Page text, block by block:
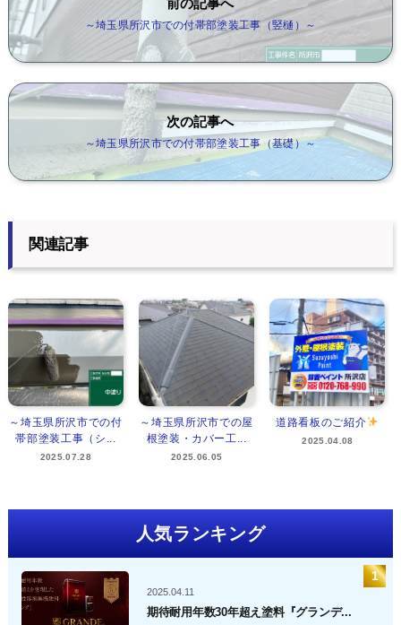
前の記事へ
～埼玉県所沢市での付帯部塗装工事（竪樋）～
次の記事へ
～埼玉県所沢市での付帯部塗装工事（基礎）～
関連記事
～埼玉県所沢市での付
帯部塗装工事（シ...
2025.07.28
～埼玉県所沢市での屋
根塗装・カバー工...
2025.06.05
道路看板のご紹介
2025.04.08
人気ランキング
2025.04.11
期待耐用年数30年超え塗料『グランデ...